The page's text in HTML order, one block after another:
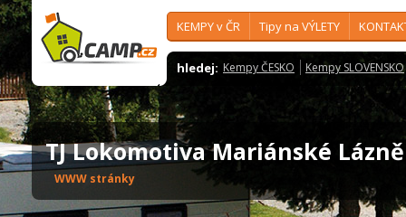
KEMPY v ČR Tipy na VÝLETY
hledej: Kempy ČESKO Kempy SLOVENSKO
TJ Lokomotiva Mariánské
WWW stránky